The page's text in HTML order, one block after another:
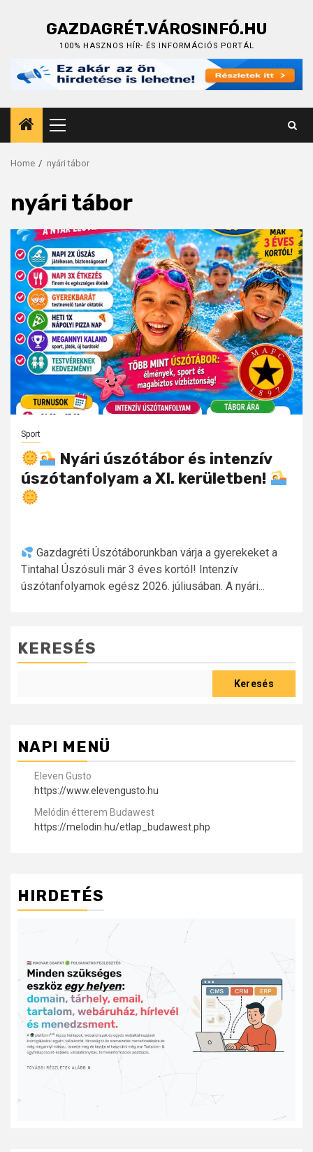
GAZDAGRÉT.VÁROSINFÓ.HU
100% HASZNOS HÍR- ÉS INFORMÁCIÓS PORTÁL
Primary
Menu
Home nyári tábor
nyári tábor
Sport
Nyári úszótábor és intenzív
úszótanfolyam a XI. kerületben!
Gazdagréti Úszótáborunkban várja a gyerekeket a
Tintahal Úszósuli már 3 éves kortól! Intenzív
úszótanfolyamok egész 2026. júliusában. A nyári...
KERESÉS
Keresés
NAPI MENÜ
Eleven Gusto
https://www.elevengusto.hu
Melódin étterem Budawest
https://melodin.hu/etlap_budawest.php
HIRDETÉS